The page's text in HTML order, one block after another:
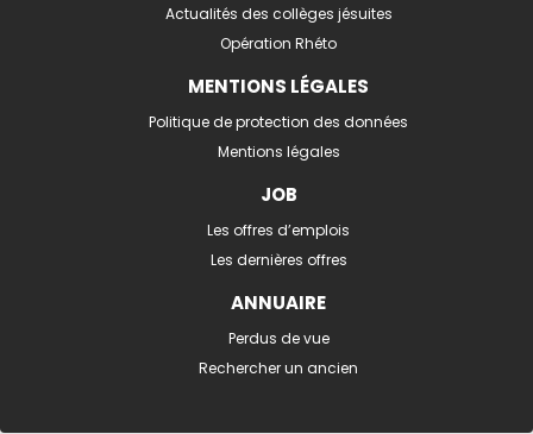
Actualités des collèges jésuites
Opération Rhéto
MENTIONS LÉGALES
Politique de protection des données
Mentions légales
JOB
Les offres d’emplois
Les dernières offres
ANNUAIRE
Perdus de vue
Rechercher un ancien